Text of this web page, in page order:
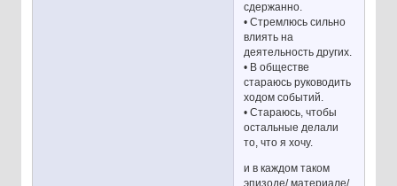
сдержанно.
• Стремлюсь сильно
влиять на
деятельность других.
• В обществе
стараюсь руководить
ходом событий.
• Стараюсь, чтобы
остальные делали
то, что я хочу.
и в каждом таком
эпизоде/ материале/